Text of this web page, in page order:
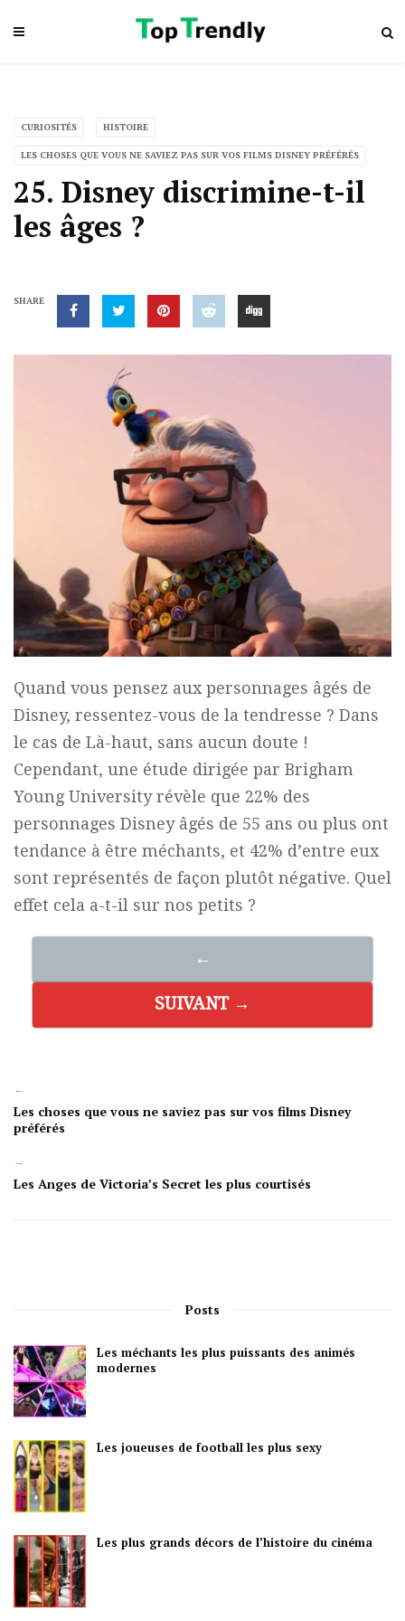
CURIOSITÉS HISTOIRE
LES CHOSES QUE VOUS NE SAVIEZ PAS SUR VOS FILMS DISNEY PRÉFÉRÉS
25. Disney discrimine-t-il
les âges ?
SHARE
Quand vous pensez aux personnages âgés de
Disney, ressentez-vous de la tendresse ? Dans
le cas de Là-haut, sans aucun doute !
Cependant, une étude dirigée par Brigham
Young University révèle que 22% des
personnages Disney âgés de 55 ans ou plus ont
tendance à être méchants, et 42% d’entre eux
sont représentés de façon plutôt négative. Quel
effet cela a-t-il sur nos petits ?
←
SUIVANT →
←
Les choses que vous ne saviez pas sur vos films Disney
préférés
→
Les Anges de Victoria’s Secret les plus courtisés
Posts
Les méchants les plus puissants des animés
modernes
Les joueuses de football les plus sexy
Les plus grands décors de l’histoire du cinéma